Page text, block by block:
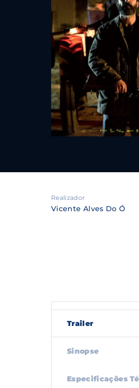
Realizador
Vicente Alves Do Ó
Trailer
Sinopse
Especificações